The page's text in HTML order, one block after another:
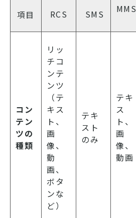
項目 RCS SMS MMS
コン
テン
ツの
種類
リッ
チコ
ンテ
ンツ
（テ
キス
ト、
画
像、
動
画、
ボタ
ンな
ど）
テキ
スト
のみ
テキ
ス
ト、
画
像、
動画